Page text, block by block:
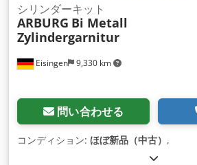
Eisingen 9,330 km
シリンダーキット
ARBURG Bi Metall
Zylindergarnitur
問い合わせる
コンディション: ほぼ新品（中古） ,